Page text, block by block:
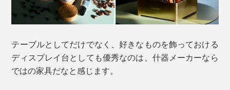
テーブルとしてだけでなく、好きなものを飾っておける
ディスプレイ台としても優秀なのは、什器メーカーなら
ではの家具だなと感じます。